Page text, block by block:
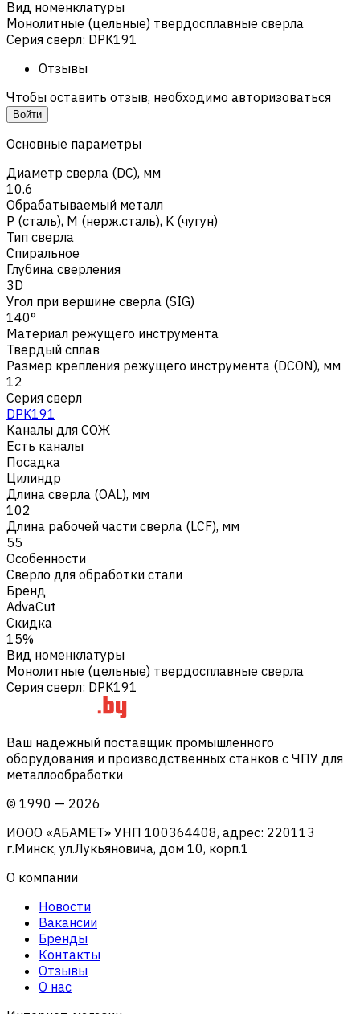
Вид номенклатуры
Монолитные (цельные) твердосплавные сверла
Серия сверл: DPK191
Отзывы
Чтобы оставить отзыв, необходимо авторизоваться
Войти
Основные параметры
Диаметр сверла (DC), мм
10.6
Обрабатываемый металл
Р (сталь), M (нерж.сталь), K (чугун)
Тип сверла
Спиральное
Глубина сверления
3D
Угол при вершине сверла (SIG)
140°
Материал режущего инструмента
Твердый сплав
Размер крепления режущего инструмента (DCON), мм
12
Серия сверл
DPK191
Каналы для СОЖ
Есть каналы
Посадка
Цилиндр
Длина сверла (OAL), мм
102
Длина рабочей части сверла (LCF), мм
55
Особенности
Сверло для обработки стали
Бренд
AdvaCut
Скидка
15%
Вид номенклатуры
Монолитные (цельные) твердосплавные сверла
Серия сверл: DPK191
Ваш надежный поставщик промышленного
оборудования и производственных станков с ЧПУ для
металлообработки
© 1990 — 2026
ИООО «АБАМЕТ» УНП 100364408, адрес: 220113
г.Минск, ул.Лукьяновича, дом 10, корп.1
О компании
Новости
Вакансии
Бренды
Контакты
Отзывы
О нас